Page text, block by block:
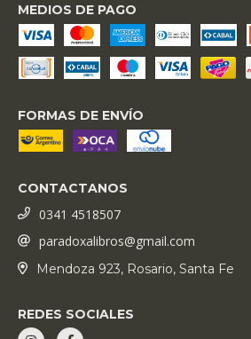
MEDIOS DE PAGO
FORMAS DE ENVÍO
CONTACTANOS
0341 4518507
paradoxalibros@gmail.com
Mendoza 923, Rosario, Santa Fe
REDES SOCIALES